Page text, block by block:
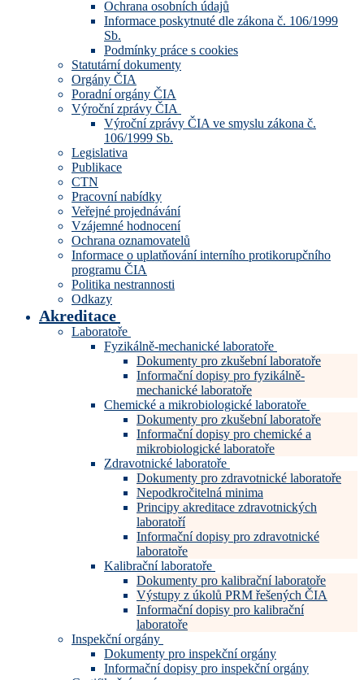
Ochrana osobních údajů
Informace poskytnuté dle zákona č. 106/1999
Sb.
Podmínky práce s cookies
Statutární dokumenty
Orgány ČIA
Poradní orgány ČIA
Výroční zprávy ČIA
Výroční zprávy ČIA ve smyslu zákona č.
106/1999 Sb.
Legislativa
Publikace
CTN
Pracovní nabídky
Veřejné projednávání
Vzájemné hodnocení
Ochrana oznamovatelů
Informace o uplatňování interního protikorupčního
programu ČIA
Politika nestrannosti
Odkazy
Akreditace
Laboratoře
Fyzikálně-mechanické laboratoře
Dokumenty pro zkušební laboratoře
Informační dopisy pro fyzikálně-
mechanické laboratoře
Chemické a mikrobiologické laboratoře
Dokumenty pro zkušební laboratoře
Informační dopisy pro chemické a
mikrobiologické laboratoře
Zdravotnické laboratoře
Dokumenty pro zdravotnické laboratoře
Nepodkročitelná minima
Principy akreditace zdravotnických
laboratoří
Informační dopisy pro zdravotnické
laboratoře
Kalibrační laboratoře
Dokumenty pro kalibrační laboratoře
Výstupy z úkolů PRM řešených ČIA
Informační dopisy pro kalibrační
laboratoře
Inspekční orgány
Dokumenty pro inspekční orgány
Informační dopisy pro inspekční orgány